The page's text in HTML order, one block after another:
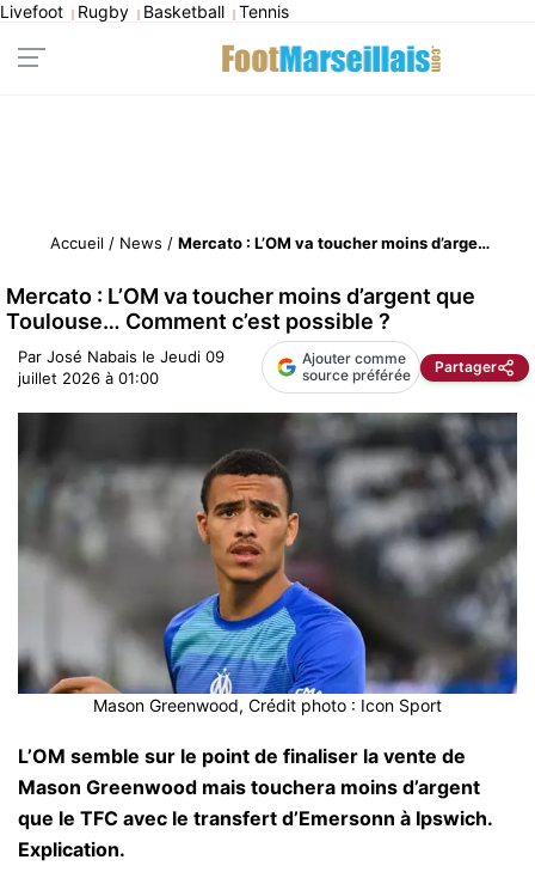
Livefoot | Rugby | Basketball | Tennis
Accueil / News / Mercato : L’OM va toucher moins d’argent que Toulouse… Comment c’est possible ?
Mercato : L’OM va toucher moins d’argent que
Toulouse… Comment c’est possible ?
Par José Nabais le Jeudi 09
juillet 2026 à 01:00
Ajouter comme
source préférée
Partager
Mason Greenwood, Crédit photo : Icon Sport
L’OM semble sur le point de finaliser la vente de
Mason Greenwood mais touchera moins d’argent
que le TFC avec le transfert d’Emersonn à Ipswich.
Explication.